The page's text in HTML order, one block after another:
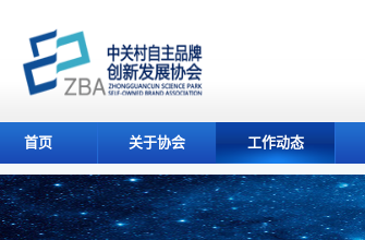
首页 关于协会 工作动态